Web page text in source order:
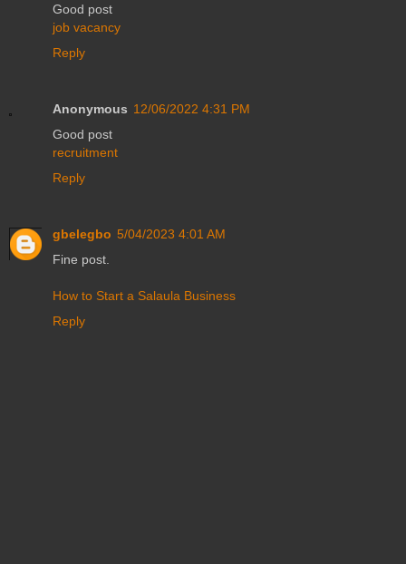
Good post
job vacancy
Reply
Anonymous 12/06/2022 4:31 PM
Good post
recruitment
Reply
gbelegbo 5/04/2023 4:01 AM
Fine post.
How to Start a Salaula Business
Reply